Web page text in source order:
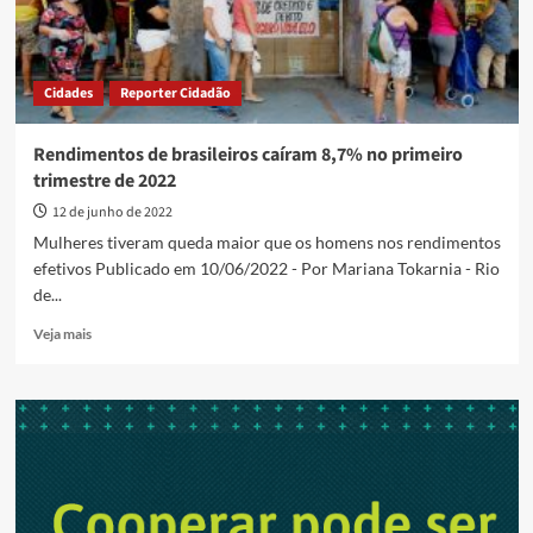
Cidades Reporter Cidadão
Rendimentos de brasileiros caíram 8,7% no primeiro
trimestre de 2022
12 de junho de 2022
Mulheres tiveram queda maior que os homens nos rendimentos
efetivos Publicado em 10/06/2022 - Por Mariana Tokarnia - Rio
de...
Veja maisRead
Rendimentos
no